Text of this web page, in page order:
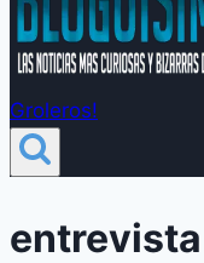
Groleros!
entrevista